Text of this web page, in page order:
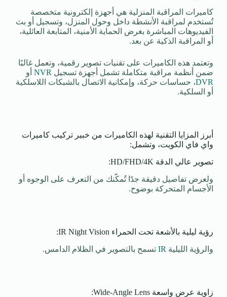
كاميرات المراقبة المنزلية هي أجهزة إلكترونية متخصصة
تُستخدم لمراقبة الأنشطة داخل وحول المنزل، وتسجيل أو بث
الفيديوهات المباشرة بغرض الحماية الأمنية، المتابعة العائلية،
أو المراقبة الذكية عن بعد.
وتعتمد هذه الكاميرات على تقنيات تصوير رقمية، وتعمل غالبًا
ضمن أنظمة مراقبة متكاملة تشمل أجهزة تسجيل NVRأو
DVR، حساسات حركة، وإمكانية الاتصال بالشبكات اللاسلكية
أو السلكية.
أبرز المزايا التقنية لهذه الكاميرات من خبير تركيب كاميرات
واي فاي الكويت، وتشمل:
تصوير عالي الدقة HD/FHD/4K:
ولعرض تفاصيل دقيقة جدًا تُمكّنك من التعرف على الوجوه أو
الأجسام المتحركة بوضوح.
رؤية ليلية بالأشعة تحت الحمراء IR Night Vision:
والرؤية الليلية IRتسمح بالتصوير في الظلام الدامس.
زاوية عرض واسعة Wide-Angle Lens: